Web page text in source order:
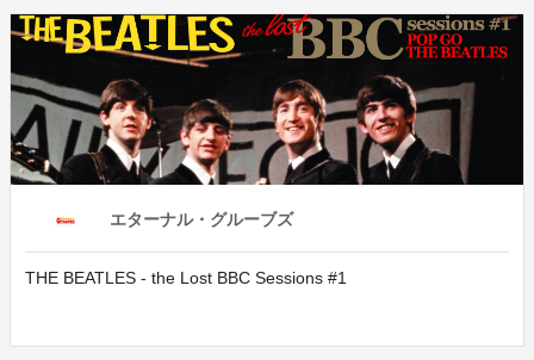
エターナル・グルーブズ
THE BEATLES - the Lost BBC Sessions #1